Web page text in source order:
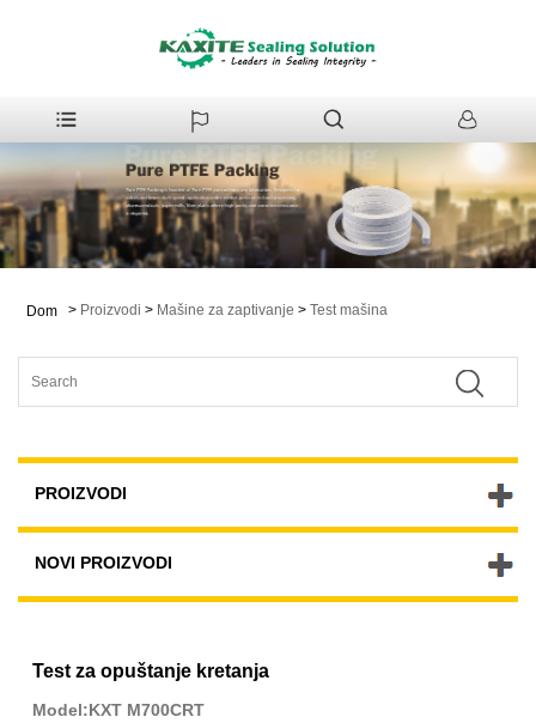
Dom > Proizvodi > Mašine za zaptivanje > Test mašina
PROIZVODI
NOVI PROIZVODI
Test za opuštanje kretanja
Model:KXT M700CRT